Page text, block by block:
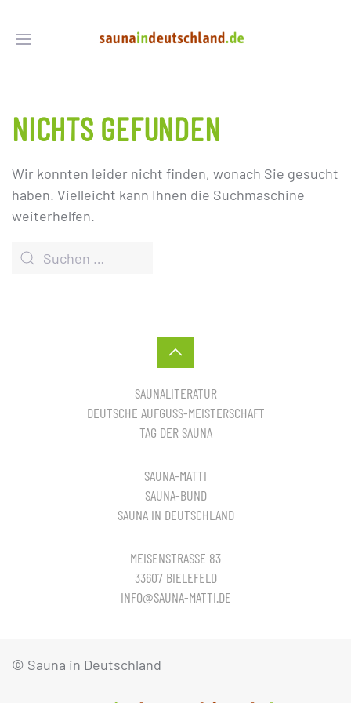
NICHTS GEFUNDEN
Wir konnten leider nicht finden, wonach Sie gesucht
haben. Vielleicht kann Ihnen die Suchmaschine
weiterhelfen.
SAUNALITERATUR
DEUTSCHE AUFGUSS-MEISTERSCHAFT
TAG DER SAUNA
SAUNA-MATTI
SAUNA-BUND
SAUNA IN DEUTSCHLAND
MEISENSTRASSE 83
33607 BIELEFELD
INFO@SAUNA-MATTI.DE
© Sauna in Deutschland